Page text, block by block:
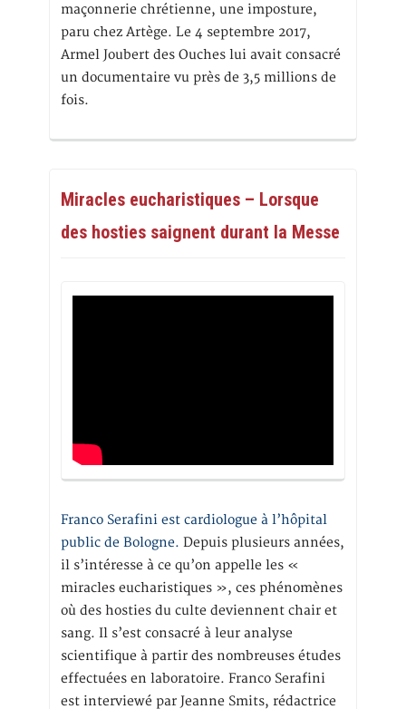
maçonnerie chrétienne, une imposture,
paru chez Artège. Le 4 septembre 2017,
Armel Joubert des Ouches lui avait consacré
un documentaire vu près de 3,5 millions de
fois.
Miracles eucharistiques – Lorsque
des hosties saignent durant la Messe
Franco Serafini est cardiologue à l’hôpital
public de Bologne. Depuis plusieurs années,
il s’intéresse à ce qu’on appelle les «
miracles eucharistiques », ces phénomènes
où des hosties du culte deviennent chair et
sang. Il s’est consacré à leur analyse
scientifique à partir des nombreuses études
effectuées en laboratoire. Franco Serafini
est interviewé par Jeanne Smits, rédactrice